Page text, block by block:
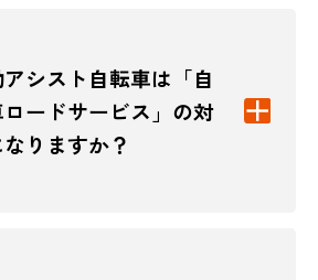
シスト自転車は「自
ードサービス」の対
りますか？